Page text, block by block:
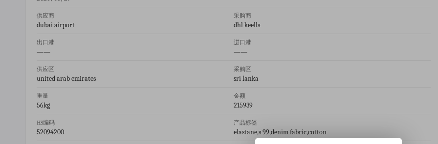
供应商
dubai airport
采购商
dhl keells
出口港
——
进口港
——
供应区
united arab emirates
采购区
sri lanka
重量
56kg
金额
215939
HS编码
52094200
产品标签
elastane,s 99,denim fabric,cotton